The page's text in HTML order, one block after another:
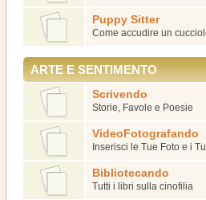
Puppy Sitter
Come accudire un
ARTE E SENTIMENTO
Scrivendo
Storie, Favole e Poesie
VideoFotografando
Inserisci le Tue Foto e i
Bibliotecando
Tutti i libri sulla cinofilia